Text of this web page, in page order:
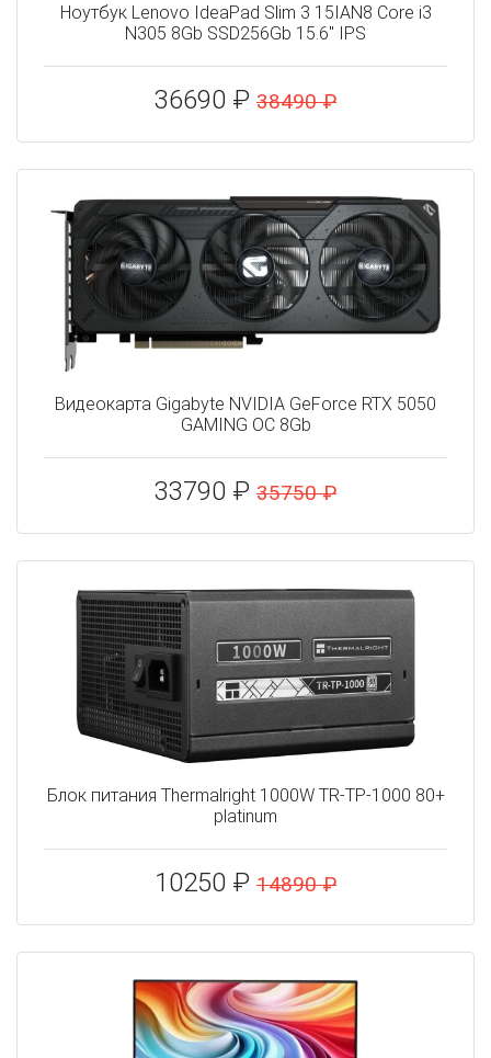
Ноутбук Lenovo IdeaPad Slim 3 15IAN8 Core i3
N305 8Gb SSD256Gb 15.6" IPS
36690 ₽ 38490 ₽
Видеокарта Gigabyte NVIDIA GeForce RTX 5050
GAMING OC 8Gb
33790 ₽ 35750 ₽
Блок питания Thermalright 1000W TR-TP-1000 80+
platinum
10250 ₽ 14890 ₽